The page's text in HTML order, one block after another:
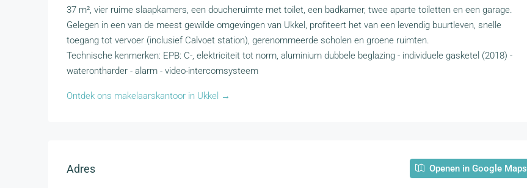
37 m², vier ruime slaapkamers, een doucheruimte met toilet, een badkamer, twee aparte toiletten en een garage.
Gelegen in een van de meest gewilde omgevingen van Ukkel, profiteert het van een levendig buurtleven, snelle
toegang tot vervoer (inclusief Calvoet station), gerenommeerde scholen en groene ruimten.
Technische kenmerken: EPB: C-, elektriciteit tot norm, aluminium dubbele beglazing - individuele gasketel (2018) -
waterontharder - alarm - video-intercomsysteem
Ontdek ons makelaarskantoor in Ukkel →
Adres Openen in Google Maps